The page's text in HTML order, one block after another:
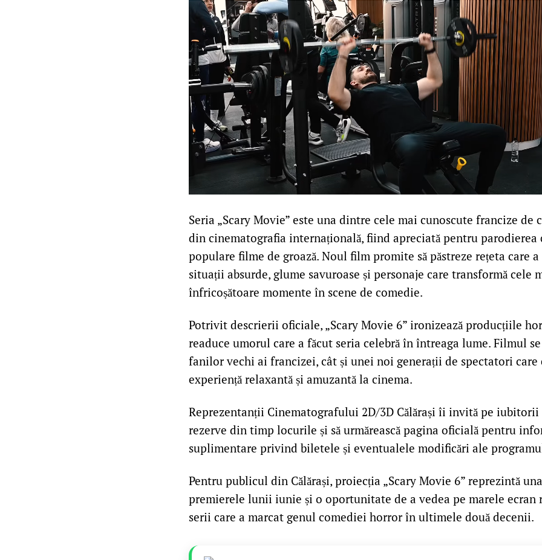
Seria „Scary Movie” este una dintre cele mai cunoscute francize de
din cinematografia internațională, fiind apreciată pentru parodierea
populare filme de groază. Noul film promite să păstreze rețeta care
situații absurde, glume savuroase și personaje care transformă cele
înfricoșătoare momente în scene de comedie.
Potrivit descrierii oficiale, „Scary Movie 6” ironizează producțiile
readuce umorul care a făcut seria celebră în întreaga lume. Filmul
fanilor vechi ai francizei, cât și unei noi generații de spectatori care
experiență relaxantă și amuzantă la cinema.
Reprezentanții Cinematografului 2D/3D Călărași îi invită pe iubitorii
rezerve din timp locurile și să urmărească pagina oficială pentru
suplimentare privind biletele și eventualele modificări ale
Pentru publicul din Călărași, proiecția „Scary Movie 6” reprezintă
premierele lunii iunie și o oportunitate de a vedea pe marele ecran
serii care a marcat genul comediei horror în ultimele două decenii.